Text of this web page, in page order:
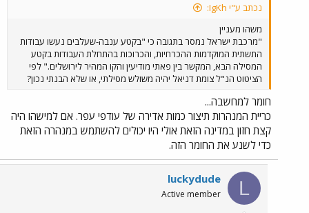
נכתב ע"י IgKh:
משהו מעניין
"מרכבת ישראל נמסר בתגובה כי "בקטע ענבה-שעלבים נעשו עבודות
התשתית המוקדמות ההכרחיות, והכרוכות בהתחלת העבודות בקטע
המסילה הבא, המקשר בין פאתי מודיעין והקו המהיר לירושלים." לפי
הציטוט הנ"ל צומת דניאל יהיה משולש מסילתי, או שלא הבנתי נכון?
חומר למחשבה...
כריית המנהרות תיצור כמות אדירה של עודפי עפר. אם למישהו היה
קצת חזון במדינה הזאת אולי היו יכולים להשתמש במנהרה הזאת
כדי לשנע את החומר הזה.
L
luckydude
Active member